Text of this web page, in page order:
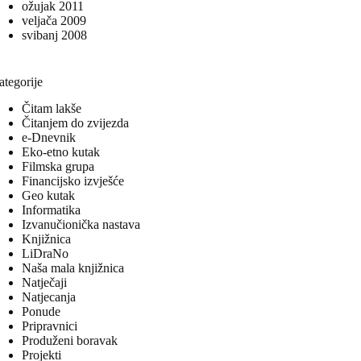
ožujak 2011
veljača 2009
svibanj 2008
Čitam lakše
Čitanjem do zvijezda
e-Dnevnik
Eko-etno kutak
Filmska grupa
Financijsko izvješće
Geo kutak
Informatika
Izvanučionička nastava
Knjižnica
LiDraNo
Naša mala knjižnica
Natječaji
Natjecanja
Ponude
Pripravnici
Produženi boravak
Projekti